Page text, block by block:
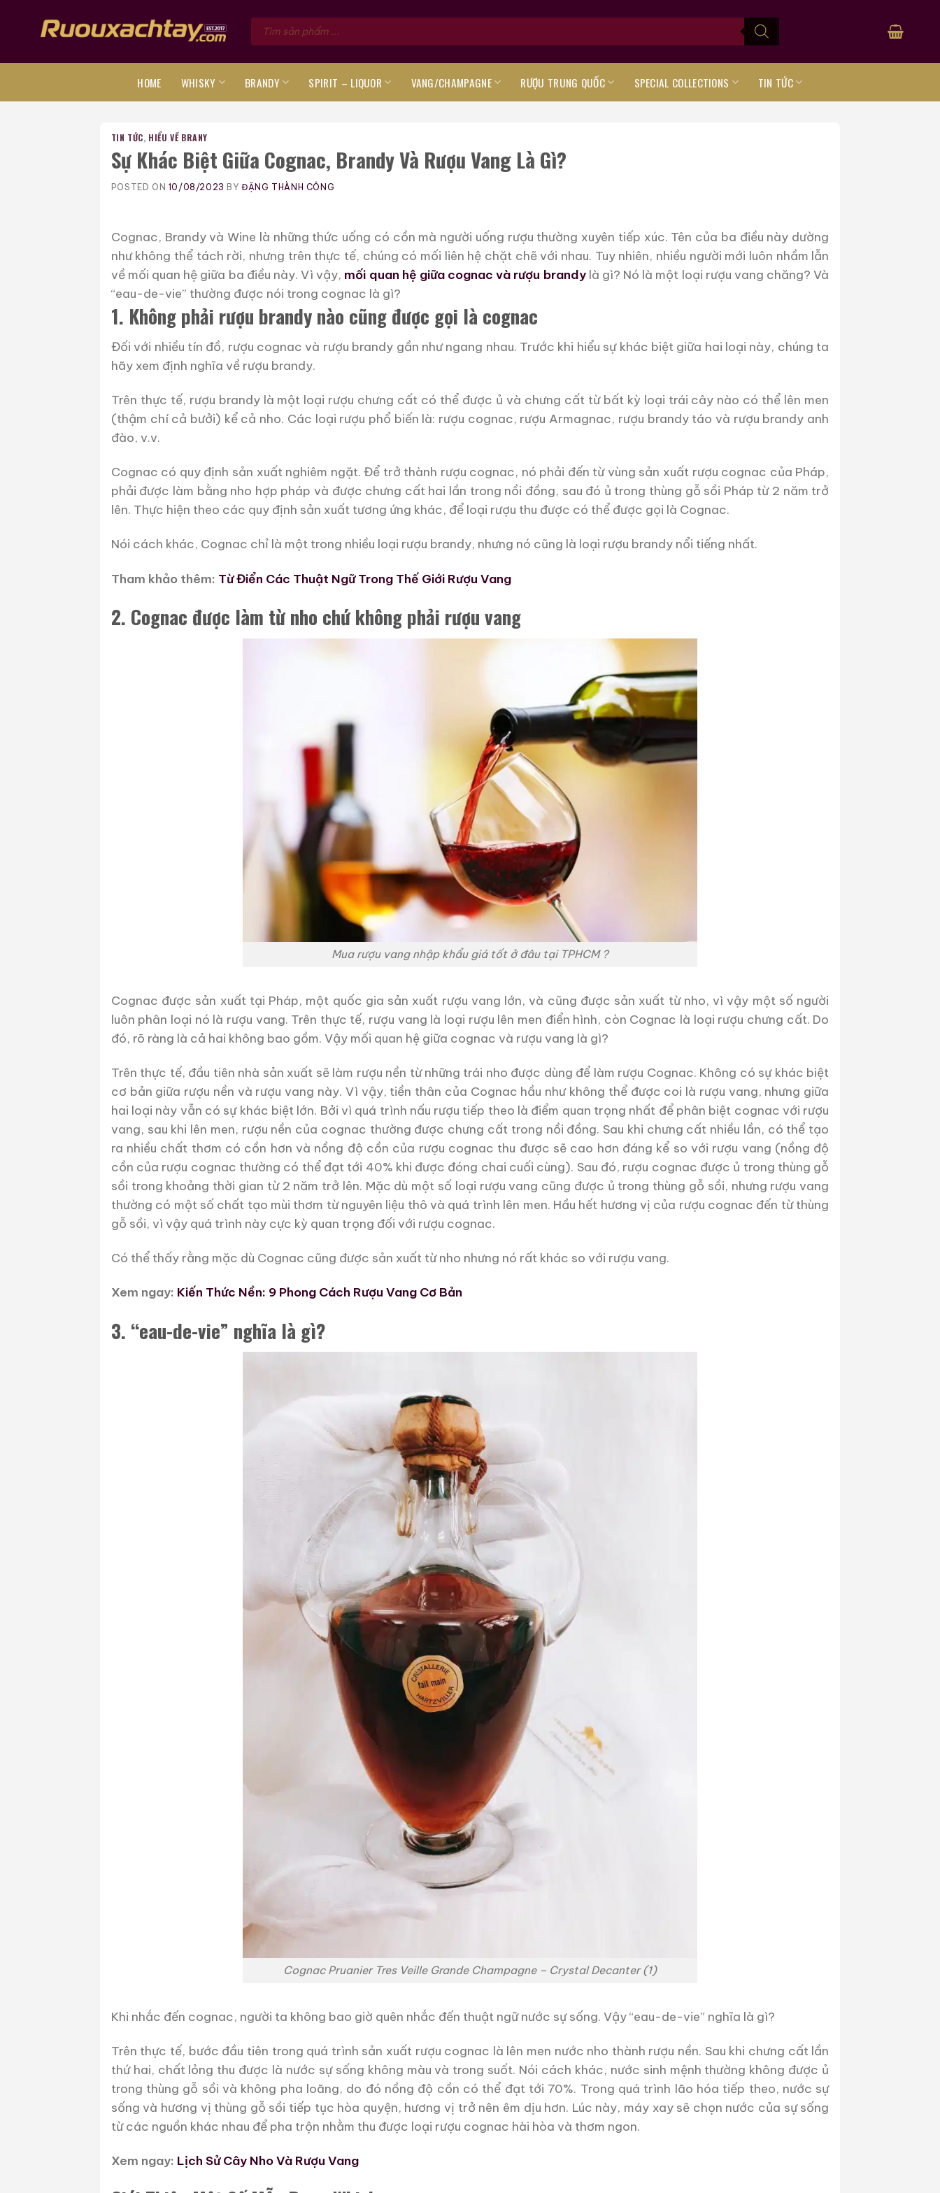
Tìm
kiếm
HOME WHISKY BRANDY SPIRIT – LIQUOR VANG/CHAMPAGNE RƯỢU TRUNG QUỐC SPECIAL COLLECTIONS TIN TỨC
TIN TỨC, HIỂU VỀ BRANY
Sự Khác Biệt Giữa Cognac, Brandy Và Rượu Vang Là Gì?
POSTED ON 10/08/2023 BYĐẶNG THÀNH CÔNG
Cognac, Brandy và Wine là những thức uống có cồn mà người uống rượu thường xuyên tiếp xúc. Tên của ba điều này dường
như không thể tách rời, nhưng trên thực tế, chúng có mối liên hệ chặt chẽ với nhau. Tuy nhiên, nhiều người mới luôn nhầm lẫn
về mối quan hệ giữa ba điều này. Vì vậy, mối quan hệ giữa cognac và rượu brandylà gì? Nó là một loại rượu vang chăng? Và
“eau-de-vie” thường được nói trong cognac là gì?
1. Không phải rượu brandy nào cũng được gọi là cognac
Đối với nhiều tín đồ, rượu cognac và rượu brandy gần như ngang nhau. Trước khi hiểu sự khác biệt giữa hai loại này, chúng ta
hãy xem định nghĩa về rượu brandy.
Trên thực tế, rượu brandy là một loại rượu chưng cất có thể được ủ và chưng cất từ bất kỳ loại trái cây nào có thể lên men
(thậm chí cả bưởi) kể cả nho. Các loại rượu phổ biến là: rượu cognac, rượu Armagnac, rượu brandy táo và rượu brandy anh
đào, v.v.
Cognac có quy định sản xuất nghiêm ngặt. Để trở thành rượu cognac, nó phải đến từ vùng sản xuất rượu cognac của Pháp,
phải được làm bằng nho hợp pháp và được chưng cất hai lần trong nồi đồng, sau đó ủ trong thùng gỗ sồi Pháp từ 2 năm trở
lên. Thực hiện theo các quy định sản xuất tương ứng khác, để loại rượu thu được có thể được gọi là Cognac.
Nói cách khác, Cognac chỉ là một trong nhiều loại rượu brandy, nhưng nó cũng là loại rượu brandy nổi tiếng nhất.
Tham khảo thêm: Từ Điển Các Thuật Ngữ Trong Thế Giới Rượu Vang
2. Cognac được làm từ nho chứ không phải rượu vang
Mua rượu vang nhập khẩu giá tốt ở đâu tại TPHCM ?
Cognac được sản xuất tại Pháp, một quốc gia sản xuất rượu vang lớn, và cũng được sản xuất từ ​​nho, vì vậy một số người
luôn phân loại nó là rượu vang. Trên thực tế, rượu vang là loại rượu lên men điển hình, còn Cognac là loại rượu chưng cất. Do
đó, rõ ràng là cả hai không bao gồm. Vậy mối quan hệ giữa cognac và rượu vang là gì?
Trên thực tế, đầu tiên nhà sản xuất sẽ làm rượu nền từ những trái nho được dùng để làm rượu Cognac. Không có sự khác biệt
cơ bản giữa rượu nền và rượu vang này. Vì vậy, tiền thân của Cognac hầu như không thể được coi là rượu vang, nhưng giữa
hai loại này vẫn có sự khác biệt lớn. Bởi vì quá trình nấu rượu tiếp theo là điểm quan trọng nhất để phân biệt cognac với rượu
vang, sau khi lên men, rượu nền của cognac thường được chưng cất trong nồi đồng. Sau khi chưng cất nhiều lần, có thể tạo
ra nhiều chất thơm có cồn hơn và nồng độ cồn của rượu cognac thu được sẽ cao hơn đáng kể so với rượu vang (nồng độ
cồn của rượu cognac thường có thể đạt tới 40% khi được đóng chai cuối cùng). Sau đó, rượu cognac được ủ trong thùng gỗ
sồi trong khoảng thời gian từ 2 năm trở lên. Mặc dù một số loại rượu vang cũng được ủ trong thùng gỗ sồi, nhưng rượu vang
thường có một số chất tạo mùi thơm từ nguyên liệu thô và quá trình lên men. Hầu hết hương vị của rượu cognac đến từ thùng
gỗ sồi, vì vậy quá trình này cực kỳ quan trọng đối với rượu cognac.
Có thể thấy rằng mặc dù Cognac cũng được sản xuất từ nho nhưng nó rất khác so với rượu vang.
Xem ngay: Kiến Thức Nền: 9 Phong Cách Rượu Vang Cơ Bản
3. “eau-de-vie” nghĩa là gì?
Cognac Pruanier Tres Veille Grande Champagne – Crystal Decanter (1)
Khi nhắc đến cognac, người ta không bao giờ quên nhắc đến thuật ngữ nước sự sống. Vậy “eau-de-vie” nghĩa là gì?
Trên thực tế, bước đầu tiên trong quá trình sản xuất rượu cognac là lên men nước nho thành rượu nền. Sau khi chưng cất lần
thứ hai, chất lỏng thu được là nước sự sống không màu và trong suốt. Nói cách khác, nước sinh mệnh thường không được ủ
trong thùng gỗ sồi và không pha loãng, do đó nồng độ cồn có thể đạt tới 70%. Trong quá trình lão hóa tiếp theo, nước sự
sống và hương vị thùng gỗ sồi tiếp tục hòa quyện, hương vị trở nên êm dịu hơn. Lúc này, máy xay sẽ chọn nước của sự sống
từ các nguồn khác nhau để pha trộn nhằm thu được loại rượu cognac hài hòa và thơm ngon.
Xem ngay: Lịch Sử Cây Nho Và Rượu Vang